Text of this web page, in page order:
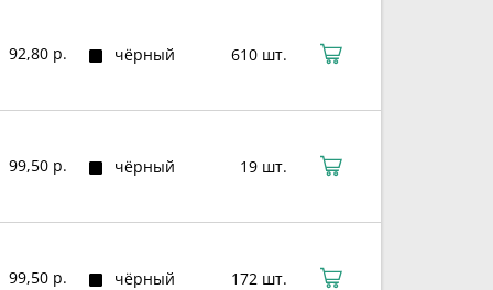
92,80 р. чёрный 610 шт.
99,50 р. чёрный 19 шт.
99,50 р. чёрный 172 шт.